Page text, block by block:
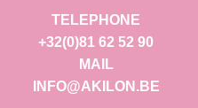
TELEPHONE
+32(0)81 62 52 90
MAIL
INFO@AKILON.BE